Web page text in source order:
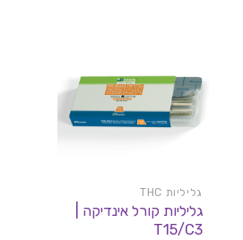
גליליות THC
גליליות קורל אינדיקה |
T15/C3